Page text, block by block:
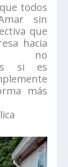
todos
sin
que
hacia
no
si es
más